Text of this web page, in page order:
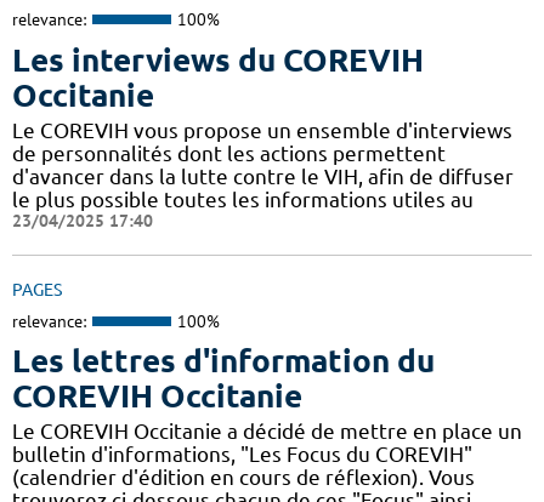
relevance: 100%
Les interviews du COREVIH
Occitanie
Le COREVIH vous propose un ensemble d'interviews
de personnalités dont les actions permettent
d'avancer dans la lutte contre le VIH, afin de diffuser
le plus possible toutes les informations utiles au
23/04/2025 17:40
PAGES
relevance: 100%
Les lettres d'information du
COREVIH Occitanie
Le COREVIH Occitanie a décidé de mettre en place un
bulletin d'informations, "Les Focus du COREVIH"
(calendrier d'édition en cours de réflexion). Vous